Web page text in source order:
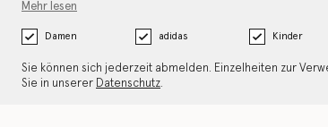
Mehr lesen
Damen adidas Kinder
Sie können sich jederzeit abmelden. Einzelheiten zur
Sie in unserer Datenschutz.